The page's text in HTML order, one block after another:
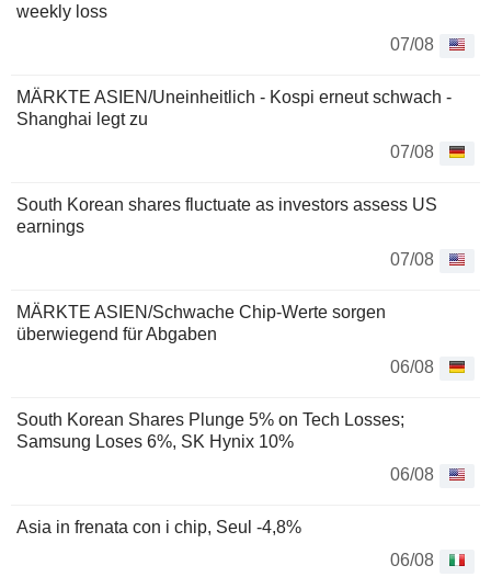
weekly loss
07/08
MÄRKTE ASIEN/Uneinheitlich - Kospi erneut schwach -
Shanghai legt zu
07/08
South Korean shares fluctuate as investors assess US
earnings
07/08
MÄRKTE ASIEN/Schwache Chip-Werte sorgen
überwiegend für Abgaben
06/08
South Korean Shares Plunge 5% on Tech Losses;
Samsung Loses 6%, SK Hynix 10%
06/08
Asia in frenata con i chip, Seul -4,8%
06/08